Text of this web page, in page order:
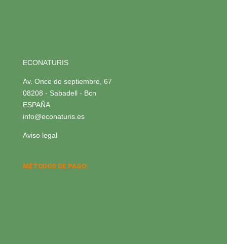
ECONATURIS
Av. Once de septiembre, 67
08208 - Sabadell - Bcn
ESPAÑA
info@econaturis.es
Aviso legal
MÉTODOS DE PAGO: